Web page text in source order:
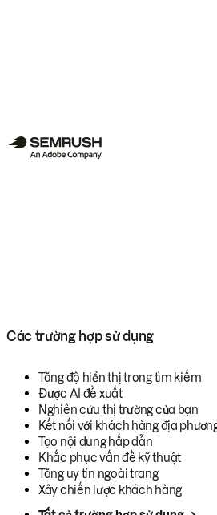
Các trường hợp sử dụng
Tăng độ hiển thị trong tìm kiếm
Được AI đề xuất
Nghiên cứu thị trường của bạn
Kết nối với khách hàng địa
Tạo nội dung hấp dẫn
Khắc phục vấn đề kỹ thuật
Tăng uy tín ngoài trang
Xây chiến lược khách hàng